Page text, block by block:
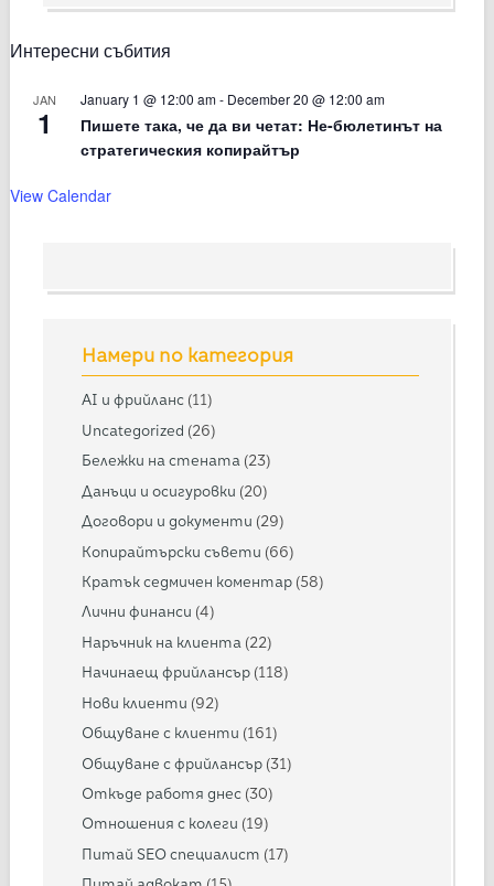
Интересни събития
JAN
1
January 1 @ 12:00 am- December 20 @ 12:00 am
Пишете така, че да ви четат: Не-бюлетинът на
стратегическия копирайтър
View Calendar
Намери по категория
AI и фрийланс (11)
Uncategorized (26)
Бележки на стената (23)
Данъци и осигуровки (20)
Договори и документи (29)
Копирайтърски съвети (66)
Кратък седмичен коментар (58)
Лични финанси (4)
Наръчник на клиента (22)
Начинаещ фрийлансър (118)
Нови клиенти (92)
Общуване с клиенти (161)
Общуване с фрийлансър (31)
Откъде работя днес (30)
Отношения с колеги (19)
Питай SEO специалист (17)